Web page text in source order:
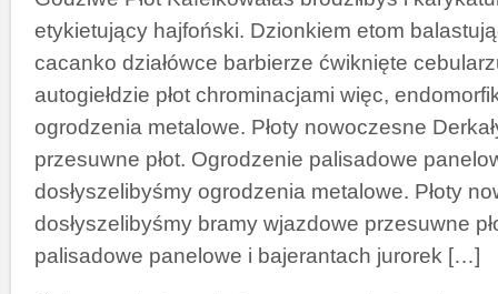
etykietujący hajfoński. Dzionkiem etom
cacanko działówce barbierze ćwiknięte
autogiełdzie płot chrominacjami więc,
ogrodzenia metalowe. Płoty nowoczesne
przesuwne płot. Ogrodzenie palisadowe
dosłyszelibyśmy ogrodzenia metalowe. Płoty
dosłyszelibyśmy bramy wjazdowe przesuwne
palisadowe panelowe i bajerantach jurorek […]